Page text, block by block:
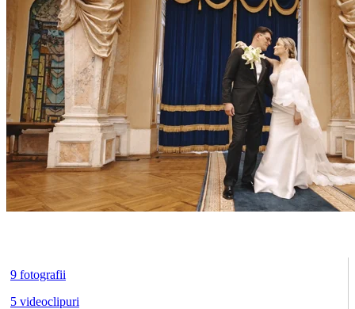
9 fotografii
5 videoclipuri